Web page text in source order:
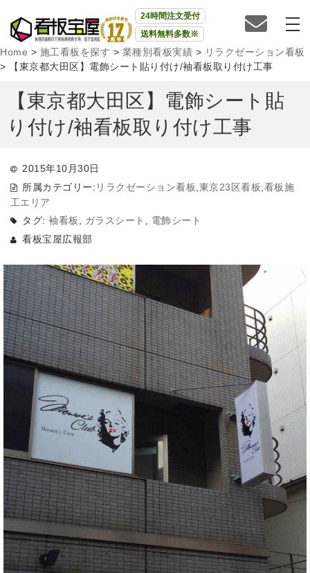
24時間注文受付
送料無料多数※
Home > 施工看板を探す > 業種別看板実績 > リラクゼーション看板
>
【東京都大田区】電飾シート貼り付け/袖看板取り付け工事
【東京都大田区】電飾シート貼
り付け/袖看板取り付け工事
2015年10月30日
所属カテゴリー: リラクゼーション看板 東京23区看板 看板施
工エリア
タグ:袖看板 ガラスシート
電飾シート
看板宝屋広報部